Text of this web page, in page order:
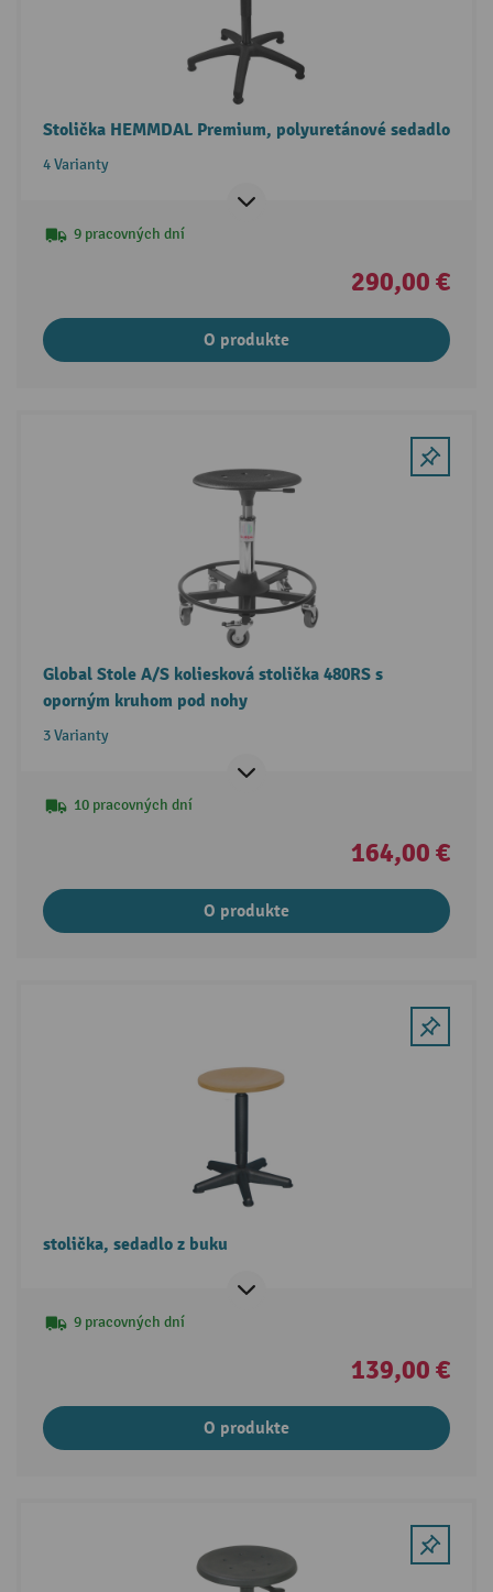
Stolička HEMMDAL Premium, polyuretánové sedadlo
4 Varianty
9 pracovných dní
290,00 €
O produkte
Global Stole A/S koliesková stolička 480RS s
oporným kruhom pod nohy
3 Varianty
10 pracovných dní
164,00 €
O produkte
stolička, sedadlo z buku
9 pracovných dní
139,00 €
O produkte